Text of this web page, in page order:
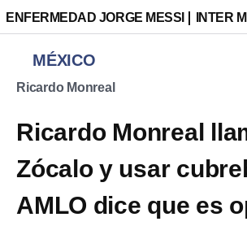
ENFERMEDAD JORGE MESSI INTER
MÉXICO
Ricardo Monreal
Ricardo Monreal
Zócalo y usar
AMLO dice que es